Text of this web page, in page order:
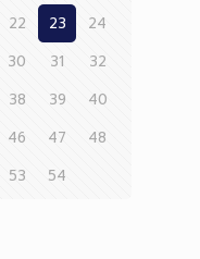
22 23
24
30 31
32
38 39
40
46 47
48
53 54